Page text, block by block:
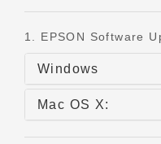
1. EPSON Software
Windows
Mac OS X: